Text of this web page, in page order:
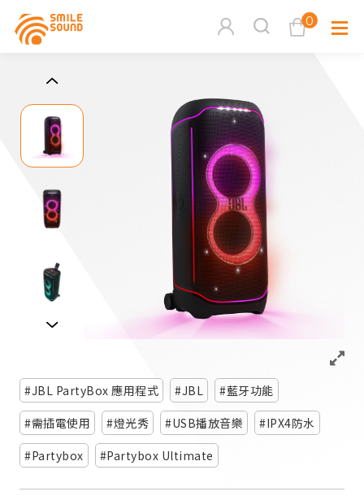
0
查看購物車
請選擇商品分類
請選擇分類
搜尋
劇院系
JBL PartyBox 應用程式 JBL
藍牙功能
需插電使用
燈光秀 USB播放音樂
IPX4防水
Partybox
Partybox Ultimate